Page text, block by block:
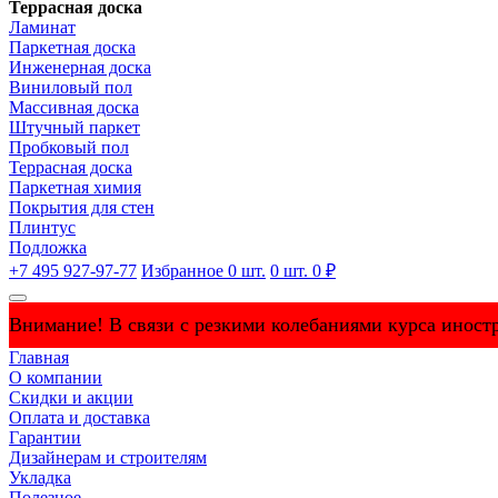
Террасная доска
Ламинат
Паркетная доска
Инженерная доска
Виниловый пол
Массивная доска
Штучный паркет
Пробковый пол
Террасная доска
Паркетная химия
Покрытия для стен
Плинтус
Подложка
+7 495 927-97-77 Избранное 0 шт. 0 шт. 0 ₽
Внимание! В связи с резкими колебаниями курса
Главная
О компании
Скидки и акции
Оплата и доставка
Гарантии
Дизайнерам и строителям
Укладка